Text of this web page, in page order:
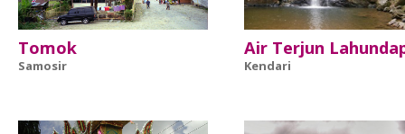
Tomok
Samosir
Air Terjun
Kendari